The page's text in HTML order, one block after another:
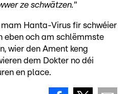
ze schwätzen."
Hanta-Virus fir schwéier
eben och am schlëmmste
wier den Ament keng
dem Dokter no déi
en place.